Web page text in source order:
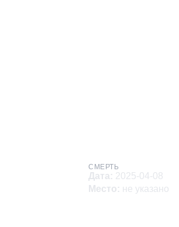
СМЕРТЬ
Дата: 2025-04-08
Место: не указано